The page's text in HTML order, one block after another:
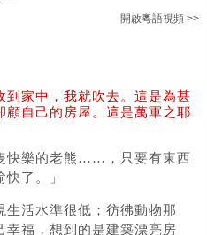
開啟粵語視頻 >>
到家中，我就吹去。這是為甚
顧自己的房屋。這是萬軍之耶
快樂的老熊……，只要有東西
了。」
生活水準很低；彷彿動物那
幸福，想到的是建築漂亮房